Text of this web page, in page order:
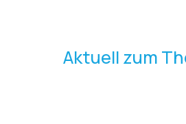
Aktuell zum